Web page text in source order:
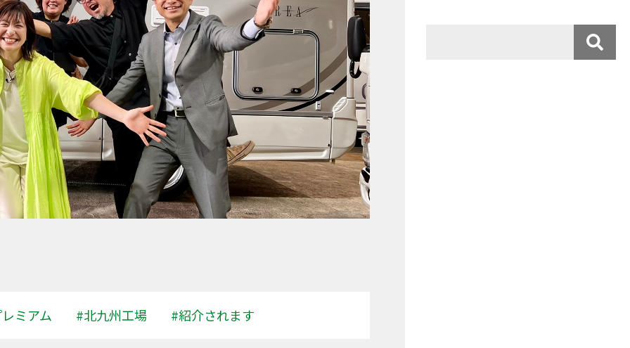
ミアム #北九州工場 #紹介されます